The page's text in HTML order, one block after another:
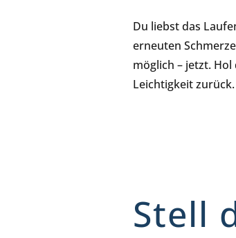
Du liebst das
erneuten
möglich – jetzt.
Leichtigkeit zurück.
Stell